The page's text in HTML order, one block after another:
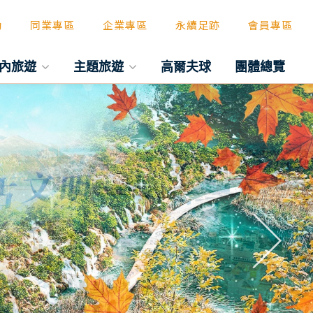
同業專區 企業專區 永續足跡 會員專區
旅遊 主題旅遊 高爾夫球 團體總覽
往後